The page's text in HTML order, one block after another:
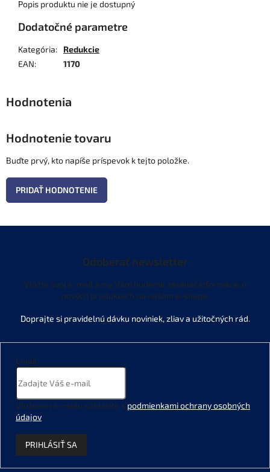
Popis produktu nie je dostupný
Dodatočné parametre
Kategória:
Redukcie
EAN: 1170
Hodnotenie tovaru
Buďte prvý, kto napíše príspevok k tejto položke.
PRIDAŤ HODNOTENIE
Odoberať newsletter
Vložte svoj e-mail a my Vám budeme zasielať informácie o
nových produktoch na našom e-shope.
Email
Vložením e-mailu súhlasíte s podmienkami ochrany osobných
údajov.
PRIHLÁSIŤ SA